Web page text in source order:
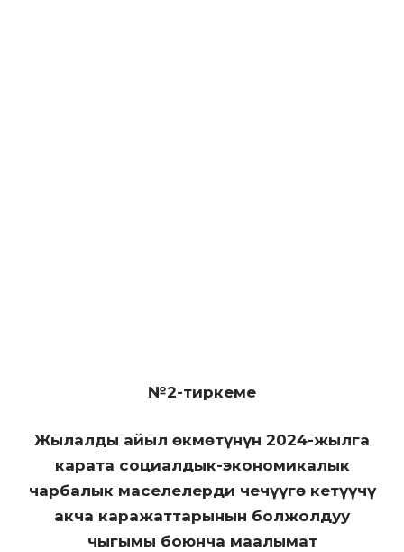
№2-тиркеме
Жылалды айыл өкмөтүнүн 2024-жылга
карата социалдык-экономикалык
чарбалык маселелерди чечүүгө кетүүчү
акча каражаттарынын болжолдуу
чыгымы боюнча маалымат